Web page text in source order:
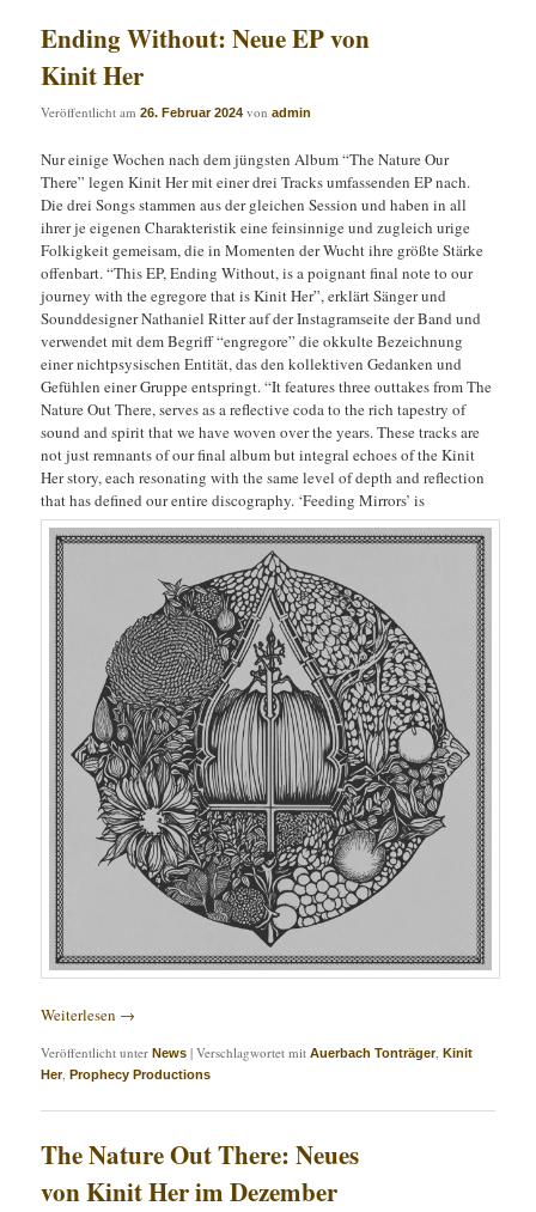
Ending Without: Neue EP von
Kinit Her
Veröffentlicht am26. Februar 2024 vonadmin
Nur einige Wochen nach dem jüngsten Album “The Nature Our
There” legen Kinit Her mit einer drei Tracks umfassenden EP nach.
Die drei Songs stammen aus der gleichen Session und haben in all
ihrer je eigenen Charakteristik eine feinsinnige und zugleich urige
Folkigkeit gemeisam, die in Momenten der Wucht ihre größte Stärke
offenbart. “This EP, Ending Without, is a poignant final note to our
journey with the egregore that is Kinit Her”, erklärt Sänger und
Sounddesigner Nathaniel Ritter auf der Instagramseite der Band und
verwendet mit dem Begriff “engregore” die okkulte Bezeichnung
einer nichtpsysischen Entität, das den kollektiven Gedanken und
Gefühlen einer Gruppe entspringt. “It features three outtakes from The
Nature Out There, serves as a reflective coda to the rich tapestry of
sound and spirit that we have woven over the years. These tracks are
not just remnants of our final album but integral echoes of the Kinit
Her story, each resonating with the same level of depth and reflection
that has defined our entire discography. ‘Feeding Mirrors’ is
Weiterlesen →
Veröffentlicht unter News |Verschlagwortet mit Auerbach Tonträger,Kinit
Her,Prophecy Productions
The Nature Out There: Neues
von Kinit Her im Dezember